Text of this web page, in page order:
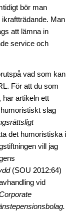
bör man
Man
att lämna in
service och
vad som kan
För att du som
har artikeln ett
slag
det humoristiska i
vill jag
(SOU 2012:64)
vid